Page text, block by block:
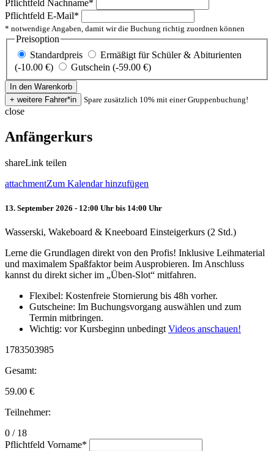
Pflichtfeld Nachname*
Pflichtfeld E-Mail*
* notwendige Angaben, damit wir die Buchung richtig zuordnen können
Preisoption
Standardpreis
Ermäßigt für Schüler & Abiturienten
(-10.00 €)
Gutschein (-59.00 €)
Spare zusätzlich 10% mit einer Gruppenbuchung!
close
Anfängerkurs
shareLink teilen
attachmentZum Kalendar hinzufügen
13. September 2026 - 12:00 Uhr bis 14:00 Uhr
Wasserski, Wakeboard & Kneeboard Einsteigerkurs (2 Std.)
Lerne die Grundlagen direkt von den Profis! Inklusive Leihmaterial
und maximalem Spaßfaktor beim Ausprobieren. Im Anschluss
kannst du direkt sicher im „Üben-Slot“ mitfahren.
Flexibel: Kostenfreie Stornierung bis 48h vorher.
Gutscheine: Im Buchungsvorgang auswählen und zum
Termin mitbringen.
Wichtig: vor Kursbeginn unbedingt Videos anschauen!
1783503985
Gesamt:
59.00 €
Teilnehmer:
0 / 18
Pflichtfeld Vorname*